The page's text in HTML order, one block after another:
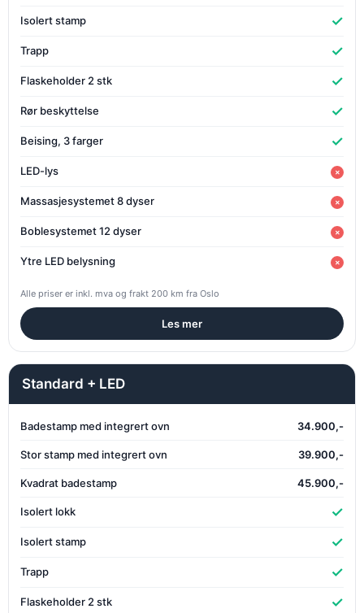
Isolert stamp ✓
Trapp ✓
Flaskeholder 2 stk ✓
Rør beskyttelse ✓
Beising, 3 farger ✓
LED-lys ×
Massasjesystemet 8 dyser ×
Boblesystemet 12 dyser ×
Ytre LED belysning ×
Alle priser er inkl. mva og frakt 200 km fra Oslo
Les mer
Standard + LED
Badestamp med integrert ovn 34.900,-
Stor stamp med integrert ovn 39.900,-
Kvadrat badestamp 45.900,-
Isolert lokk ✓
Isolert stamp ✓
Trapp ✓
Flaskeholder 2 stk ✓